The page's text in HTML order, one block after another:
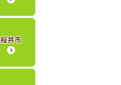
桜井市